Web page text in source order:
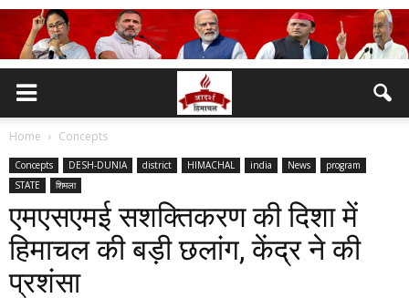
Home Concepts
Concepts DESH-DUNIA district HIMACHAL india News
program
STATE
शिमला
एमएसएमई सशक्तिकरण की दिशा में
हिमाचल की बड़ी छलांग, केंद्र ने की
प्रशंसा